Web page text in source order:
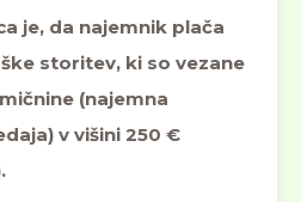
je, da najemnik plača
storitev, ki so vezane
(najemna
v višini 250 €